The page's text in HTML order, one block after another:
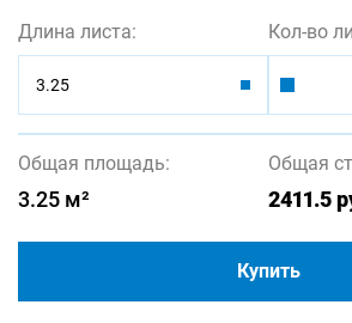
Длина листа:
3.25
Кол-во
Общая площадь:
3.25 м²
Общая
2411.5
Купить